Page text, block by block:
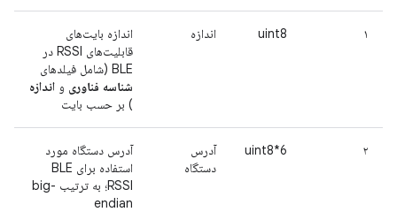
۱ uint8 اندازه
اندازه بایت‌های
قابلیت‌های RSSI در
BLE (شامل فیلدهای
شناسه فناوری و اندازه
) بر حسب بایت
۲ uint8*6
آدرس
دستگاه
آدرس دستگاه مورد
استفاده برای BLE
RSSI؛ به ترتیب big-
endian